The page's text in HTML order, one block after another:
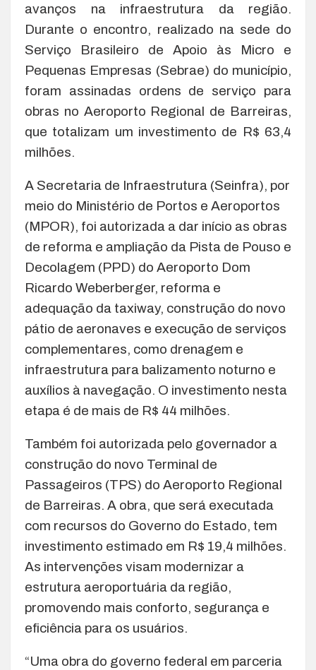
avanços na infraestrutura da região.
Durante o encontro, realizado na sede do
Serviço Brasileiro de Apoio às Micro e
Pequenas Empresas (Sebrae) do município,
foram assinadas ordens de serviço para
obras no Aeroporto Regional de Barreiras,
que totalizam um investimento de R$ 63,4
milhões.
A Secretaria de Infraestrutura (Seinfra), por
meio do Ministério de Portos e Aeroportos
(MPOR), foi autorizada a dar início as obras
de reforma e ampliação da Pista de Pouso e
Decolagem (PPD) do Aeroporto Dom
Ricardo Weberberger, reforma e
adequação da taxiway, construção do novo
pátio de aeronaves e execução de serviços
complementares, como drenagem e
infraestrutura para balizamento noturno e
auxílios à navegação. O investimento nesta
etapa é de mais de R$ 44 milhões.
Também foi autorizada pelo governador a
construção do novo Terminal de
Passageiros (TPS) do Aeroporto Regional
de Barreiras. A obra, que será executada
com recursos do Governo do Estado, tem
investimento estimado em R$ 19,4 milhões.
As intervenções visam modernizar a
estrutura aeroportuária da região,
promovendo mais conforto, segurança e
eficiência para os usuários.
“Uma obra do governo federal em parceria